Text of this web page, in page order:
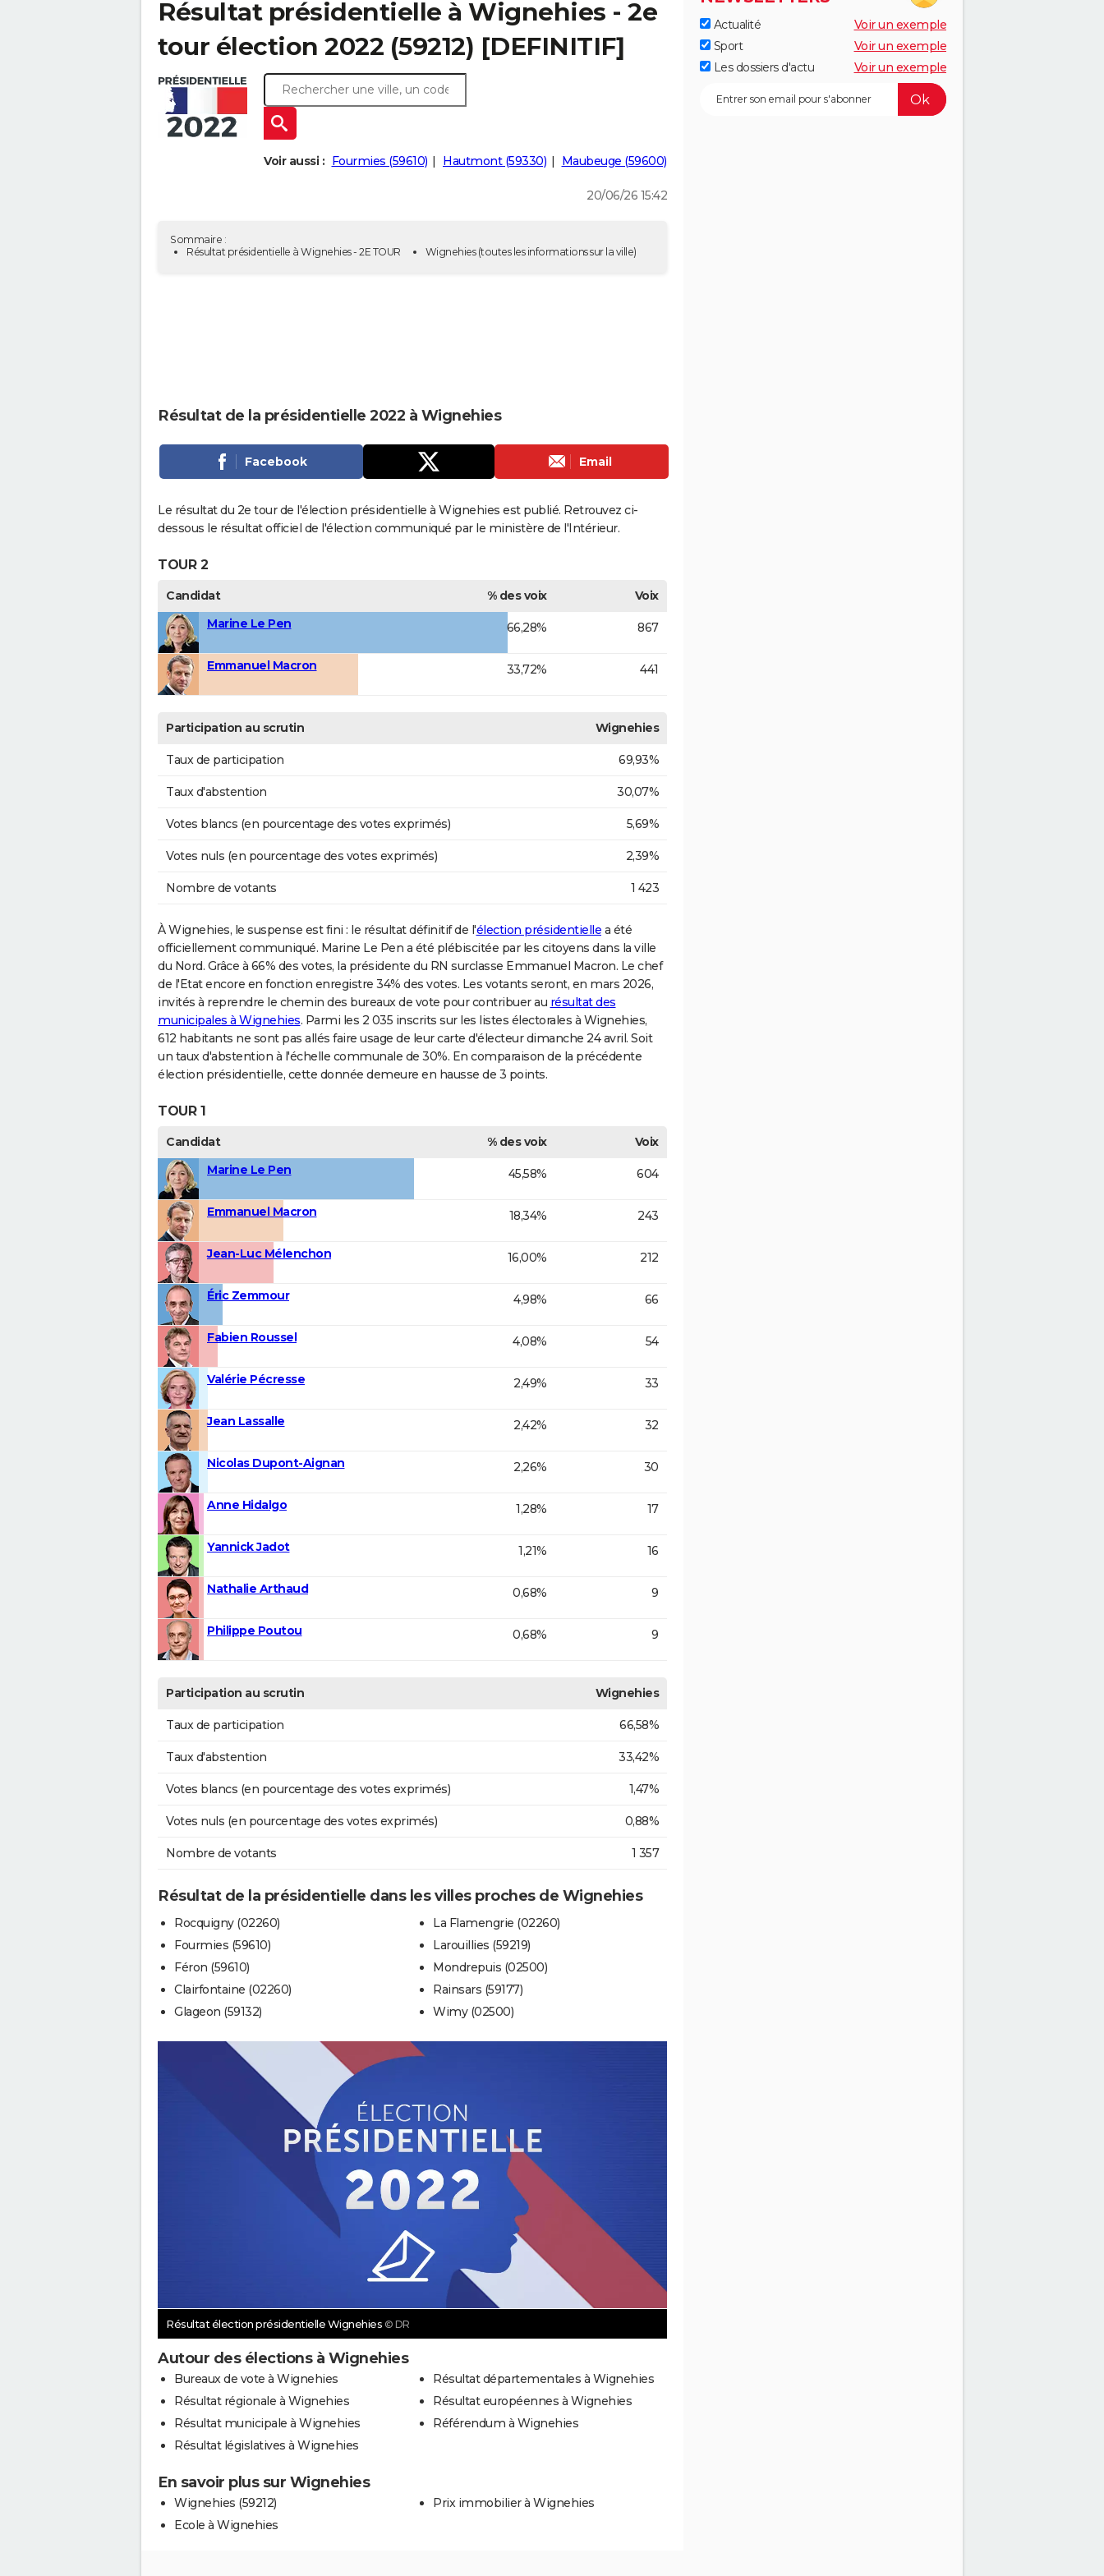
Résultat présidentielle à Wignehies - 2e
tour élection 2022 (59212) [DEFINITIF]
Voir aussi : Fourmies (59610) Hautmont (59330) Maubeuge (59600)
20/06/26 15:42
Sommaire :
Résultat présidentielle à Wignehies - 2E TOUR
Wignehies(toutes les informations sur la ville)
Résultat de la présidentielle 2022 à Wignehies
Facebook Email
Le résultat du 2e tour de l'élection présidentielle à Wignehies est publié. Retrouvez ci-
dessous le résultat officiel de l'élection communiqué par le ministère de l'Intérieur.
TOUR 2
Candidat % des voix
Voix
Marine Le Pen
66,28% 867
Emmanuel Macron 33,72% 441
Participation au scrutin Wignehies
Taux de participation 69,93%
Taux d'abstention 30,07%
Votes blancs (en pourcentage des votes exprimés) 5,69%
Votes nuls (en pourcentage des votes exprimés) 2,39%
Nombre de votants 1 423
À Wignehies, le suspense est fini : le résultat définitif de l'élection présidentielle a été
officiellement communiqué. Marine Le Pen a été plébiscitée par les citoyens dans la ville
du Nord. Grâce à 66% des votes, la présidente du RN surclasse Emmanuel Macron. Le chef
de l'Etat encore en fonction enregistre 34% des votes. Les votants seront, en mars 2026,
invités à reprendre le chemin des bureaux de vote pour contribuer au résultat des
municipales à Wignehies. Parmi les 2 035 inscrits sur les listes électorales à Wignehies,
612 habitants ne sont pas allés faire usage de leur carte d'électeur dimanche 24 avril. Soit
un taux d'abstention à l'échelle communale de 30%. En comparaison de la précédente
élection présidentielle, cette donnée demeure en hausse de 3 points.
TOUR 1
Candidat % des voix
Voix
Marine Le Pen
45,58% 604
Emmanuel Macron 18,34% 243
Jean-Luc Mélenchon 16,00% 212
Éric Zemmour 4,98% 66
Fabien Roussel 4,08% 54
Valérie Pécresse 2,49% 33
Jean Lassalle 2,42% 32
Nicolas Dupont-Aignan 2,26% 30
Anne Hidalgo 1,28% 17
Yannick Jadot 1,21% 16
Nathalie Arthaud 0,68% 9
Philippe Poutou 0,68% 9
Participation au scrutin Wignehies
Taux de participation 66,58%
Taux d'abstention 33,42%
Votes blancs (en pourcentage des votes exprimés) 1,47%
Votes nuls (en pourcentage des votes exprimés) 0,88%
Nombre de votants 1 357
Résultat de la présidentielle dans les villes proches de Wignehies
Rocquigny (02260)
Fourmies (59610)
Féron (59610)
Clairfontaine (02260)
Glageon (59132)
La Flamengrie (02260)
Larouillies (59219)
Mondrepuis (02500)
Rainsars (59177)
Wimy (02500)
Résultat élection présidentielle Wignehies © DR
Autour des élections à Wignehies
Bureaux de vote à Wignehies
Résultat régionale à Wignehies
Résultat municipale à Wignehies
Résultat législatives à Wignehies
Résultat départementales à Wignehies
Résultat européennes à Wignehies
Référendum à Wignehies
En savoir plus sur Wignehies
Wignehies (59212)
Ecole à Wignehies
Prix immobilier à Wignehies
Actualité
Voir un exemple
Sport
Voir un exemple
Les dossiers d'actu
Voir un exemple